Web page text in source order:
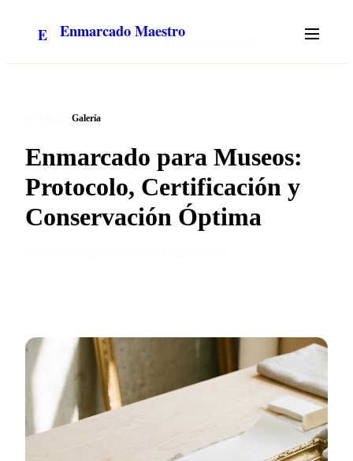
E Enmarcado Maestro
Galería
Enmarcado para Museos:
Protocolo, Certificación y
Conservación Óptima